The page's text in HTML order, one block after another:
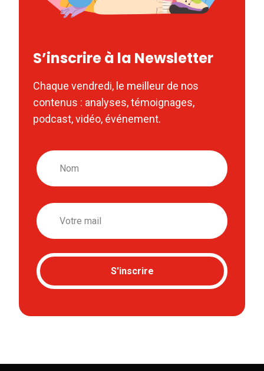
S’inscrire à la Newsletter
Chaque vendredi, le meilleur de nos
contenus : analyses, témoignages,
podcast, vidéo, événement.
Nom
Email
S'inscrire